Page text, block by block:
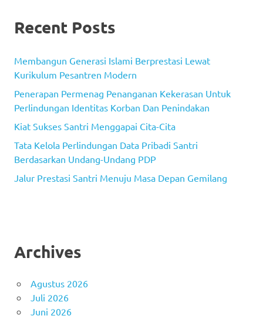
Recent Posts
Membangun Generasi Islami Berprestasi Lewat
Kurikulum Pesantren Modern
Penerapan Permenag Penanganan Kekerasan Untuk
Perlindungan Identitas Korban Dan Penindakan
Kiat Sukses Santri Menggapai Cita-Cita
Tata Kelola Perlindungan Data Pribadi Santri
Berdasarkan Undang-Undang PDP
Jalur Prestasi Santri Menuju Masa Depan Gemilang
Archives
Agustus 2026
Juli 2026
Juni 2026